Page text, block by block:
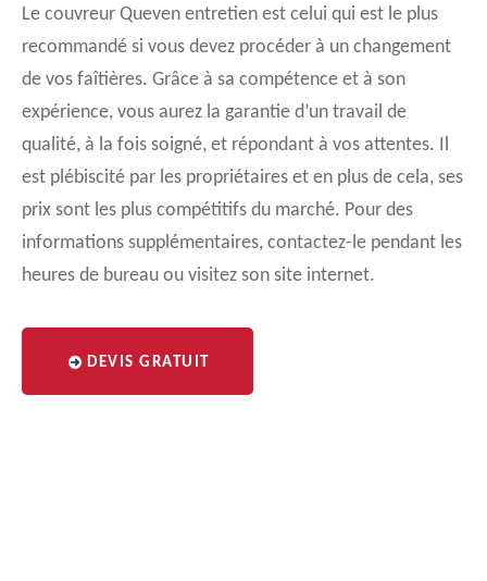
Le couvreur Queven entretien est celui qui est le plus
recommandé si vous devez procéder à un changement
de vos faîtières. Grâce à sa compétence et à son
expérience, vous aurez la garantie d’un travail de
qualité, à la fois soigné, et répondant à vos attentes. Il
est plébiscité par les propriétaires et en plus de cela, ses
prix sont les plus compétitifs du marché. Pour des
informations supplémentaires, contactez-le pendant les
heures de bureau ou visitez son site internet.
DEVIS GRATUIT